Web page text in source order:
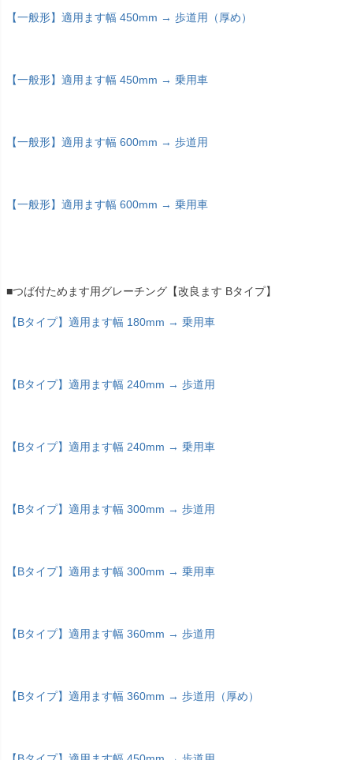
【一般形】適用ます幅 450mm → 歩道用（厚め）
【一般形】適用ます幅 450mm → 乗用車
【一般形】適用ます幅 600mm → 歩道用
【一般形】適用ます幅 600mm → 乗用車
■つば付ためます用グレーチング【改良ます Bタイプ】
【Bタイプ】適用ます幅 180mm → 乗用車
【Bタイプ】適用ます幅 240mm → 歩道用
【Bタイプ】適用ます幅 240mm → 乗用車
【Bタイプ】適用ます幅 300mm → 歩道用
【Bタイプ】適用ます幅 300mm → 乗用車
【Bタイプ】適用ます幅 360mm → 歩道用
【Bタイプ】適用ます幅 360mm → 歩道用（厚め）